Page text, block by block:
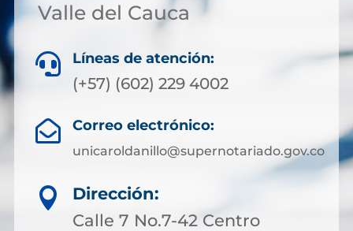
Valle del Cauca
 Líneas de atención:
(+57) (602) 229 4002
 Correo electrónico:
unicaroldanillo@supernotariado.gov.co

Dirección:
Calle 7 No.7-42 Centro